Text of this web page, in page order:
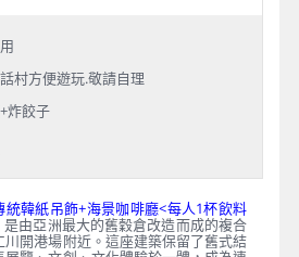
村方便遊玩.敬請自理
炸餃子
統韓紙吊飾+海景咖啡廳<每人1杯飲料
由亞洲最大的舊穀倉改造而成的複合
開港場附近。這座建築保留了舊式結